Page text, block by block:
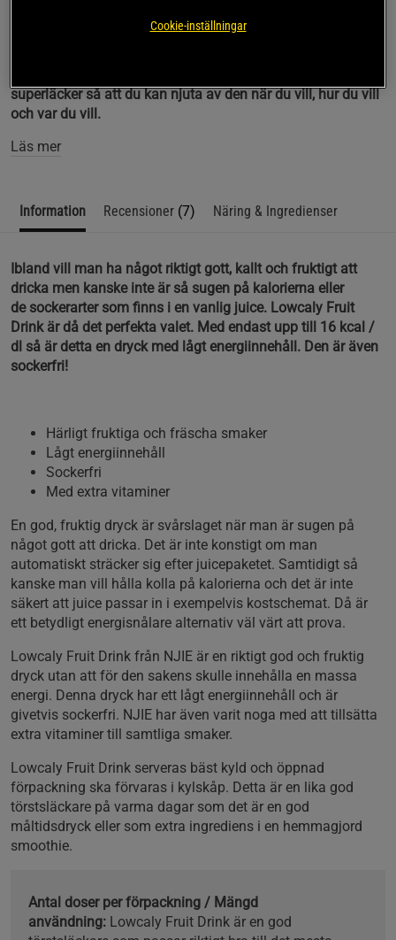
Funkar bra på en varm sommardag.
superläcker så att du kan njuta av den när du vill, hur du vill
och var du vill.
Läs mer
Information Recensioner (7) Näring & Ingredienser
Ibland vill man ha något riktigt gott, kallt och fruktigt att
dricka men kanske inte är så sugen på kalorierna eller
de sockerarter som finns i en vanlig juice. Lowcaly Fruit
Drink är då det perfekta valet. Med endast upp till 16 kcal /
dl så är detta en dryck med lågt energiinnehåll. Den är även
sockerfri!
Härligt fruktiga och fräscha smaker
Lågt energiinnehåll
Sockerfri
Med extra vitaminer
En god, fruktig dryck är svårslaget när man är sugen på
något gott att dricka. Det är inte konstigt om man
automatiskt sträcker sig efter juicepaketet. Samtidigt så
kanske man vill hålla kolla på kalorierna och det är inte
säkert att juice passar in i exempelvis kostschemat. Då är
ett betydligt energisnålare alternativ väl värt att prova.
Lowcaly Fruit Drink från NJIE är en riktigt god och fruktig
dryck utan att för den sakens skulle innehålla en massa
energi. Denna dryck har ett lågt energiinnehåll och är
givetvis sockerfri. NJIE har även varit noga med att tillsätta
extra vitaminer till samtliga smaker.
Lowcaly Fruit Drink serveras bäst kyld och öppnad
förpackning ska förvaras i kylskåp. Detta är en lika god
törstsläckare på varma dagar som det är en god
måltidsdryck eller som extra ingrediens i en hemmagjord
smoothie.
Antal doser per förpackning / Mängd
användning: Lowcaly Fruit Drink är en god
Cookie-inställningar